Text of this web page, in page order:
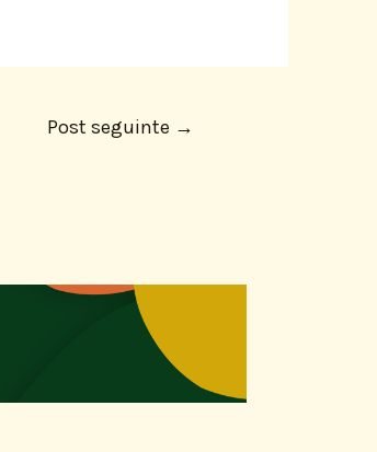
Post seguinte →